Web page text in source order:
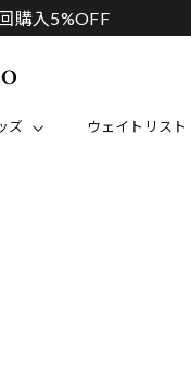
購入5%OFF
ズ ウェイトリスト